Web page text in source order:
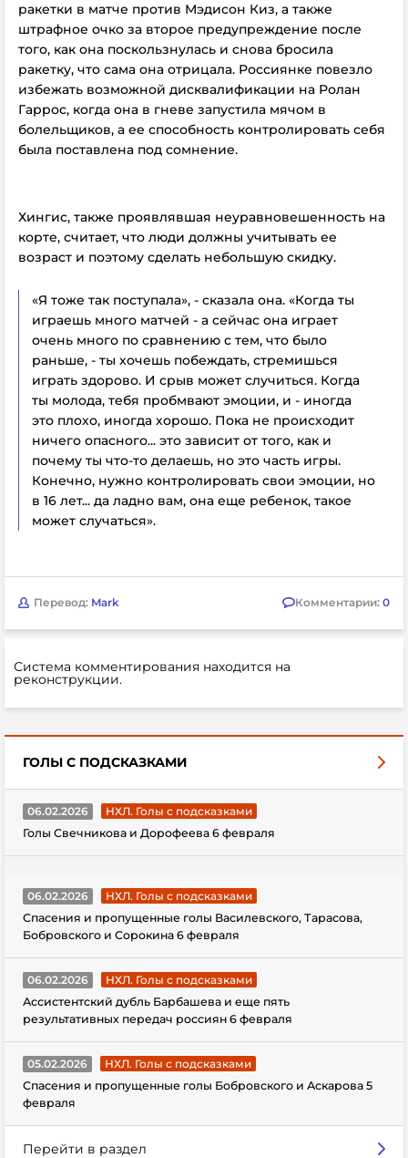
ракетки в матче против Мэдисон Киз, а также
штрафное очко за второе предупреждение после
того, как она поскользнулась и снова бросила
ракетку, что сама она отрицала. Россиянке повезло
избежать возможной дисквалификации на Ролан
Гаррос, когда она в гневе запустила мячом в
болельщиков, а ее способность контролировать себя
была поставлена под сомнение.
Хингис, также проявлявшая неуравновешенность на
корте, считает, что люди должны учитывать ее
возраст и поэтому сделать небольшую скидку.
«Я тоже так поступала», - сказала она. «Когда ты
играешь много матчей - а сейчас она играет
очень много по сравнению с тем, что было
раньше, - ты хочешь побеждать, стремишься
играть здорово. И срыв может случиться. Когда
ты молода, тебя пробмвают эмоции, и - иногда
это плохо, иногда хорошо. Пока не происходит
ничего опасного... это зависит от того, как и
почему ты что-то делаешь, но это часть игры.
Конечно, нужно контролировать свои эмоции, но
в 16 лет... да ладно вам, она еще ребенок, такое
может случаться».
Перевод: Mark Комментарии: 0
Система комментирования находится на
реконструкции.
ГОЛЫ С ПОДСКАЗКАМИ
06.02.2026
НХЛ. Голы с подсказками
Голы Свечникова и Дорофеева 6 февраля
06.02.2026
НХЛ. Голы с подсказками
Спасения и пропущенные голы Василевского, Тарасова,
Бобровского и Сорокина 6 февраля
06.02.2026
НХЛ. Голы с подсказками
Ассистентский дубль Барбашева и еще пять
результативных передач россиян 6 февраля
05.02.2026
НХЛ. Голы с подсказками
Спасения и пропущенные голы Бобровского и Аскарова 5
февраля
Перейти в раздел